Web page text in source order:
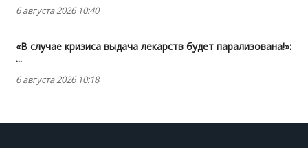
6 августа 2026 10:40
«В случае кризиса выдача лекарств будет парализована!»:
...
6 августа 2026 10:18